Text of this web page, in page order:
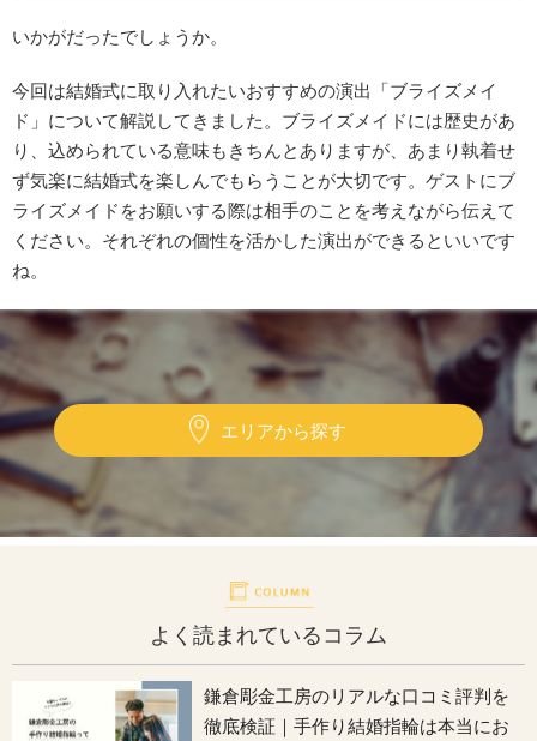
いかがだったでしょうか。
今回は結婚式に取り入れたいおすすめの演出「ブライズメイ
ド」について解説してきました。ブライズメイドには歴史があ
り、込められている意味もきちんとありますが、あまり執着せ
ず気楽に結婚式を楽しんでもらうことが大切です。ゲストにブ
ライズメイドをお願いする際は相手のことを考えながら伝えて
ください。それぞれの個性を活かした演出ができるといいです
ね。
エリアから探す
よく読まれているコラム
鎌倉彫金工房のリアルな口コミ評判を
徹底検証｜手作り結婚指輪は本当にお